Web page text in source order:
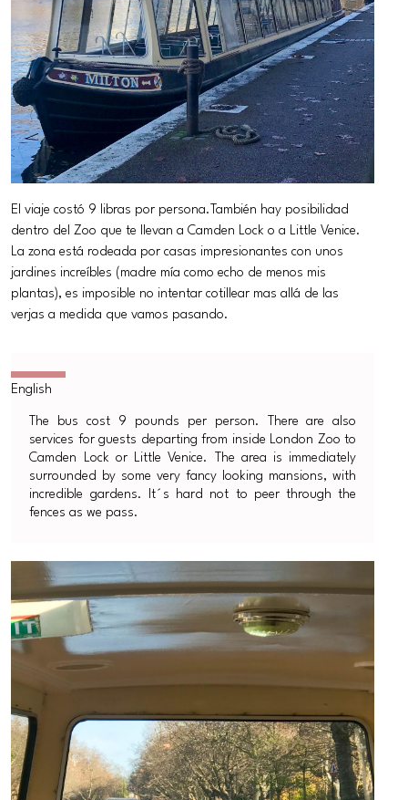
El viaje costó 9 libras por persona.También hay posibilidad
dentro del Zoo que te llevan a Camden Lock o a Little Venice.
La zona está rodeada por casas impresionantes con unos
jardines increíbles (madre mía como echo de menos mis
plantas), es imposible no intentar cotillear mas allá de las
verjas a medida que vamos pasando.
The bus cost 9 pounds per person. There are also
services for guests departing from inside London Zoo to
Camden Lock or Little Venice. The area is immediately
surrounded by some very fancy looking mansions, with
incredible gardens. It´s hard not to peer through the
fences as we pass.